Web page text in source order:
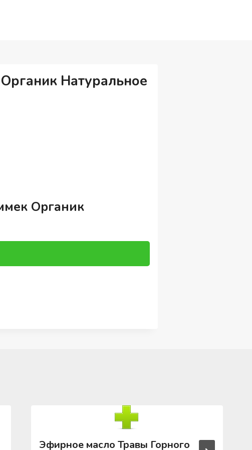
Натуральное
Органик
Эфирное масло Травы Горного